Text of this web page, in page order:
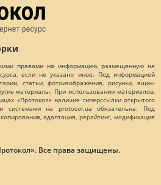
правами на информацию, размещенную на
если не указано иное. Под информацией
статьи, фотоизображения, рисунки, ящик-
материалы. При использовании материалов,
«Протокол» наличие гиперссылки открытого
системами на protocol.ua обязательна. Под
адаптация, рерайтинг, модификация
Все права защищены.